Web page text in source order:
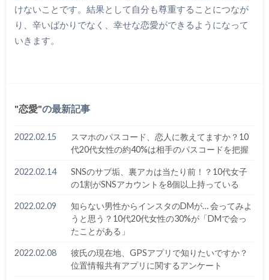
けないことです。結果として自分も尊重することにつなが
り、辛いばかりでなく、幸せな恋愛ができるようになって
いきます。
恋愛 の最新記事
2022.02.15
スマホのパスコード、恋人に教えてますか？10
代20代女性の約40%は相手のパスコードを把握
2022.02.14
SNSのサブ垢、裏アカは当たり前！？10代女子
の1割がSNSアカウントを8個以上持っている
2022.02.09
知らない男性からインスタのDMが… 会ってみよ
うと思う？10代20代女性の30%が「DMで会っ
たことがある」
2022.02.08
彼氏の現在地、GPSアプリで知りたいですか？
位置情報共有アプリに関するアンケート